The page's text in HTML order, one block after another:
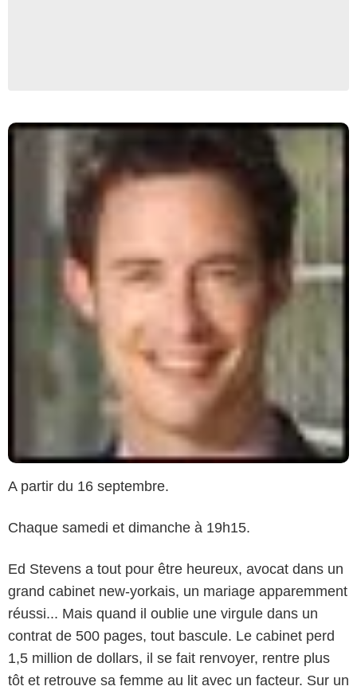
A partir du 16 septembre.
Chaque samedi et dimanche à 19h15.
Ed Stevens a tout pour être heureux, avocat dans un
grand cabinet new-yorkais, un mariage apparemment
réussi... Mais quand il oublie une virgule dans un
contrat de 500 pages, tout bascule. Le cabinet perd
1,5 million de dollars, il se fait renvoyer, rentre plus
tôt et retrouve sa femme au lit avec un facteur. Sur un